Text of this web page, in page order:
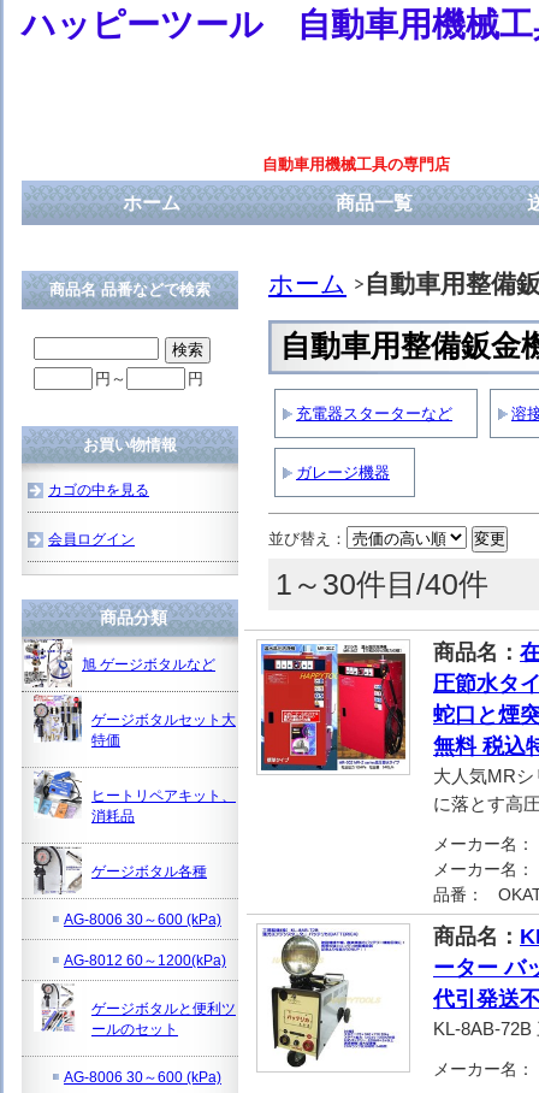
ハッピーツール 自動車用機械工
自動車用機械工具の専門店
ホーム 商品一覧
ホーム 自動車用整備
自動車用整備鈑金
充電器スターターなど 溶
ガレージ機器
並び替え：
1～30件目/40件
商品名：
圧節水タ
蛇口と煙
無料 税込
大人気MR
に落とす高
メーカー名：
メーカー名：
品番：
商品名：
ーター バ
代引発送
KL-8AB-
メーカー名：
商品名 品番などで検索
円～ 円
お買い物情報
カゴの中を見る
会員ログイン
商品分類
旭 ゲージボタルなど
ゲージボタルセット大
特価
ヒートリペアキット、
消耗品
ゲージボタル各種
AG-8006 30～600 (kPa)
AG-8012 60～1200(kPa)
ゲージボタルと便利ツ
ールのセット
AG-8006 30～600 (kPa)